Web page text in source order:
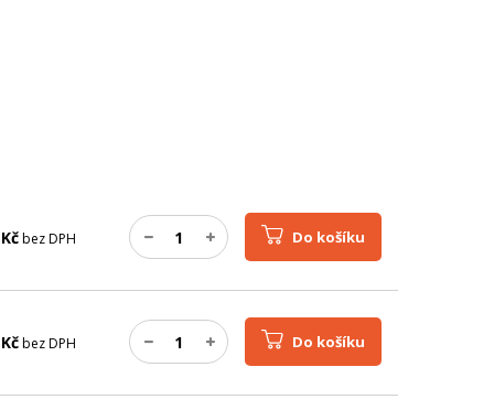
Kčbez DPH Do košíku
bez DPH Do košíku